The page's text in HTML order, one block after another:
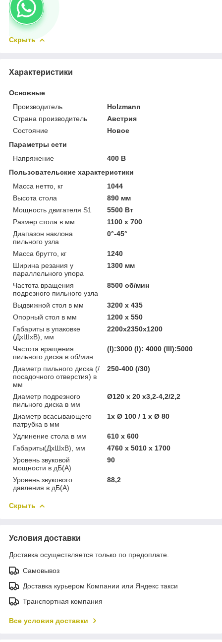
Скрыть
Характеристики
Основные
Производитель
Holzmann
Страна производитель
Австрия
Состояние
Новое
Параметры сети
Напряжение
400 В
Пользовательские характеристики
Масса нетто, кг
1044
Высота стола
890 мм
Мощность двигателя S1
5500 Вт
Размер стола в мм
1100 x 700
Диапазон наклона
пильного узла
0°-45°
Масса брутто, кг
1240
Ширина резания у
параллельного упора
1300 мм
Частота вращения
подрезного пильного узла
8500 об/мин
Выдвижной стол в мм
3200 х 435
Опорный стол в мм
1200 х 550
Габариты в упаковке
(ДхШхВ), мм
2200х2350х1200
Частота вращения
пильного диска в об/мин
(I):3000 (I): 4000 (III):5000
Диаметр пильного диска (/
посадочного отверстия) в
мм
250-400 (/30)
Диаметр подрезного
пильного диска в мм
Ø120 х 20 х3,2-4,2/2,2
Диаметр всасывающего
патрубка в мм
1x Ø 100 / 1 x Ø 80
Удлинение стола в мм
610 х 600
Габариты(ДхШхВ), мм
4760 х 5010 х 1700
Уровень звуковой
мощности в дБ(А)
90
Уровень звукового
давления в дБ(А)
88,2
Скрыть
Условия доставки
Доставка осуществляется только по предоплате.
Самовывоз
Доставка курьером Компании или Яндекс такси
Транспортная компания
Все условия доставки